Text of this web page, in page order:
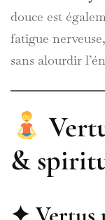
douce est
fatigue
sans alourdir
&